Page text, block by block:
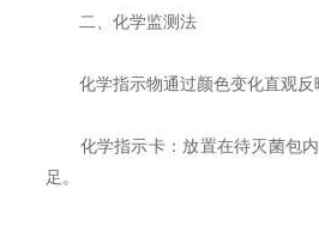
二、化学监测法
化学指示物通过颜色变化直观反
化学指示卡：放置在待灭菌包内
足。